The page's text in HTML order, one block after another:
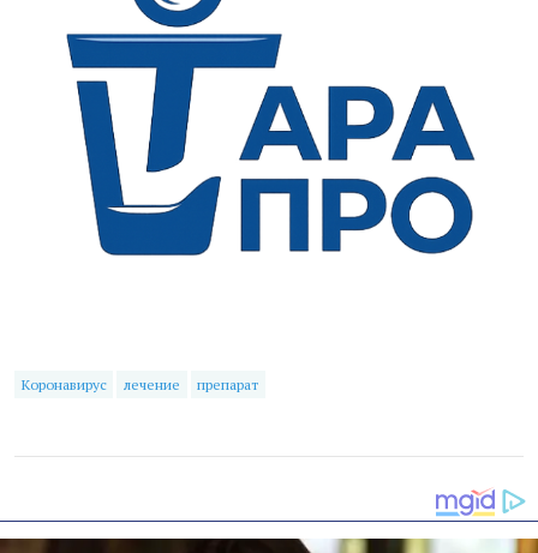
Коронавирус лечение препарат